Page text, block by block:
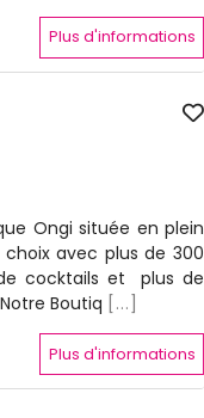
Plus d'informations
Ongi située en plein
avec plus de 300
cocktails et plus de
Boutiq
[...]
Plus d'informations